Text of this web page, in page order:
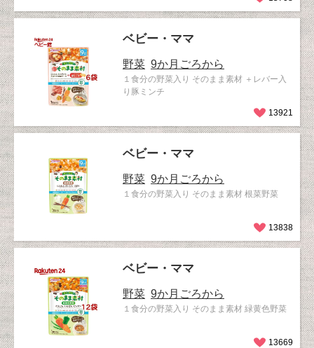
ベビー・ママ
野菜 9か月ごろから
１食分の野菜入り そのまま素材 ＋レバー入
り豚ミンチ
13921
ベビー・ママ
野菜 9か月ごろから
１食分の野菜入り そのまま素材 根菜野菜
13838
ベビー・ママ
野菜 9か月ごろから
１食分の野菜入り そのまま素材 緑黄色野菜
13669